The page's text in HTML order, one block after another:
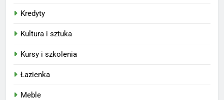
Kredyty
Kultura i sztuka
Kursy i szkolenia
Łazienka
Meble